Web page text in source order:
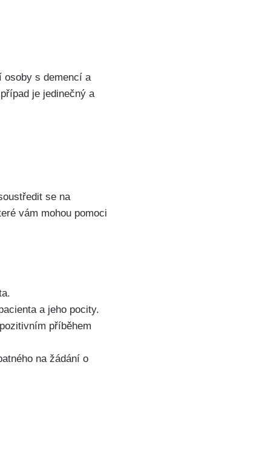
osoby s demencí a
je jedinečný a
se na
vám mohou pomoci
a jeho pocity.
příběhem
na žádání o